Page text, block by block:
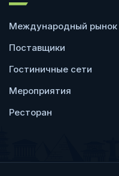
Международный рынок
Поставщики
Гостиничные сети
Мероприятия
Ресторан